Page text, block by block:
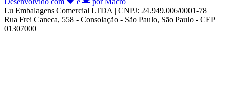
Lu Embalagens Comercial LTDA | CNPJ: 24.949.006/0001-78
Rua Frei Caneca, 558 - Consolação - São Paulo, São Paulo - CEP
01307000